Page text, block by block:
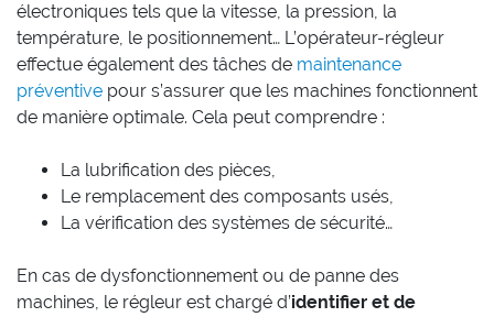
électroniques tels que la vitesse, la pression, la
température, le positionnement… L’opérateur-régleur
effectue également des tâches de maintenance
préventive pour s’assurer que les machines fonctionnent
de manière optimale. Cela peut comprendre :
La lubrification des pièces,
Le remplacement des composants usés,
La vérification des systèmes de sécurité…
En cas de dysfonctionnement ou de panne des
machines, le régleur est chargé d’identifier et de